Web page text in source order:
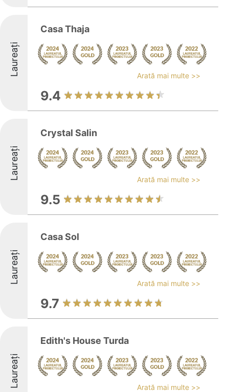
Laureați
Casa Thaja
Arată mai multe >>
9.4
Laureați
Crystal Salin
Arată mai multe >>
9.5
Laureați
Casa Sol
Arată mai multe >>
9.7
Laureați
Edith's House Turda
Arată mai multe >>